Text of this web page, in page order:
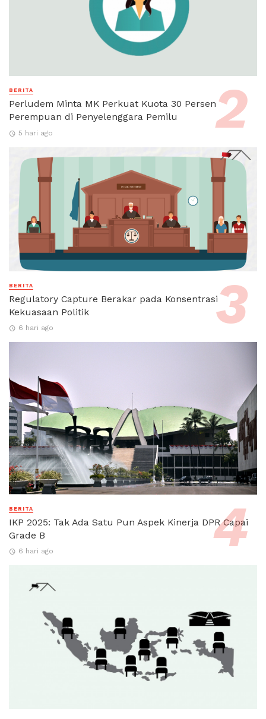
BERITA
Perludem Minta MK Perkuat Kuota 30 Persen
Perempuan di Penyelenggara Pemilu
5 hari ago
BERITA
Regulatory Capture Berakar pada Konsentrasi
Kekuasaan Politik
6 hari ago
BERITA
IKP 2025: Tak Ada Satu Pun Aspek Kinerja DPR Capai
Grade B
6 hari ago